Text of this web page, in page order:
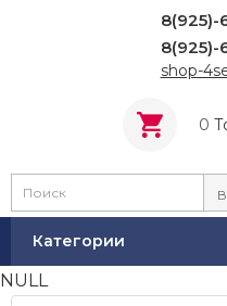
shop-
0
Категории
NULL